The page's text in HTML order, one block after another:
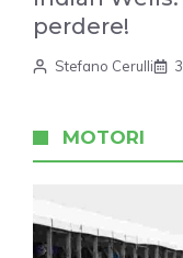
perdere!
Stefano Cerulli
MOTORI